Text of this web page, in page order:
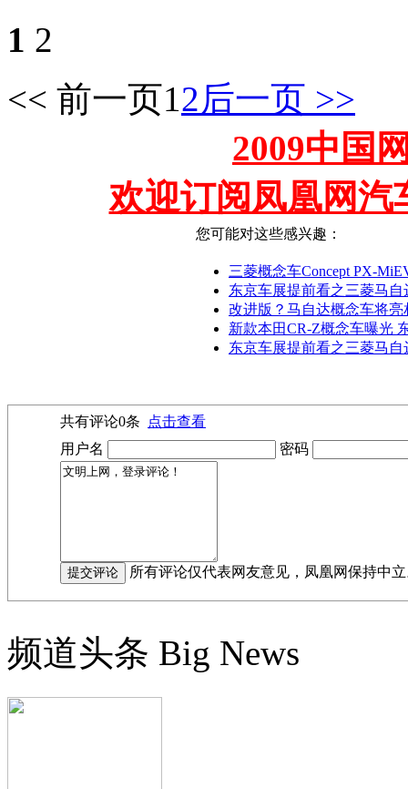
1 2
<< 前一页12后一页 >>
2009中国
欢迎订阅凤凰网汽
您可能对这些感兴趣：
三菱概念车Concept PX-
东京车展提前看之三菱马自
改进版？马自达概念车将亮
新款本田CR-Z概念车曝光
东京车展提前看之三菱马自
共有评论0条
点击查看
用户名
密码
所有评论仅代表网友意见，凤凰网保持中
频道头条 Big News